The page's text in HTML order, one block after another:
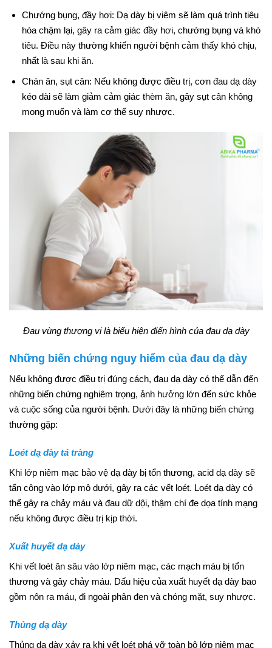
Chướng bụng, đầy hơi: Dạ dày bị viêm sẽ làm quá trình tiêu
hóa chậm lại, gây ra cảm giác đầy hơi, chướng bụng và khó
tiêu. Điều này thường khiến người bệnh cảm thấy khó chịu,
nhất là sau khi ăn.
Chán ăn, sụt cân: Nếu không được điều trị, cơn đau dạ dày
kéo dài sẽ làm giảm cảm giác thèm ăn, gây sụt cân không
mong muốn và làm cơ thể suy nhược.
Đau vùng thượng vị là biểu hiện điển hình của đau dạ dày
Những biến chứng nguy hiểm của đau dạ dày
Nếu không được điều trị đúng cách, đau dạ dày có thể dẫn đến
những biến chứng nghiêm trọng, ảnh hưởng lớn đến sức khỏe
và cuộc sống của người bệnh. Dưới đây là những biến chứng
thường gặp:
Loét dạ dày tá tràng
Khi lớp niêm mạc bảo vệ dạ dày bị tổn thương, acid dạ dày sẽ
tấn công vào lớp mô dưới, gây ra các vết loét. Loét dạ dày có
thể gây ra chảy máu và đau dữ dội, thậm chí đe dọa tính mạng
nếu không được điều trị kịp thời.
Xuất huyết dạ dày
Khi vết loét ăn sâu vào lớp niêm mạc, các mạch máu bị tổn
thương và gây chảy máu. Dấu hiệu của xuất huyết dạ dày bao
gồm nôn ra máu, đi ngoài phân đen và chóng mặt, suy nhược.
Thủng dạ dày
Thủng dạ dày xảy ra khi vết loét phá vỡ toàn bộ lớp niêm mạc